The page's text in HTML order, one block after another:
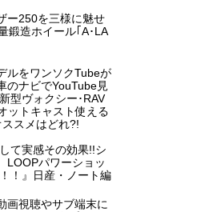
ー250を三様に魅せ
鍛造ホイール｢A･LA
ルをワンソクTubeが
のナビでYouTube見
型ヴォクシー･RAV
ットキャスト使える
スメはどれ?!
て実感その効果!!シ
パワーショッ
！』日産・ノート編
画視聴やサブ端末に